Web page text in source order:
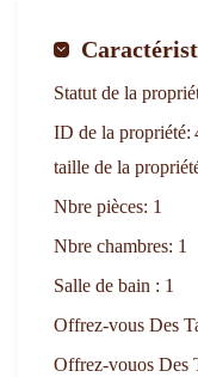
Statut de la
ID de la propriété:
taille de la
Nbre pièces: 1
Nbre chambres: 1
Salle de bain : 1
Offrez-vous Des
Offrez-vouos Des